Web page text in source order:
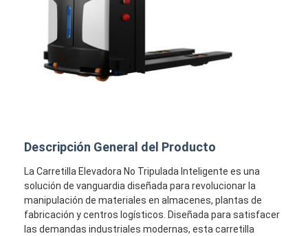
Descripción General del Producto
La Carretilla Elevadora No Tripulada Inteligente es una
solución de vanguardia diseñada para revolucionar la
manipulación de materiales en almacenes, plantas de
fabricación y centros logísticos. Diseñada para satisfacer
las demandas industriales modernas, esta carretilla